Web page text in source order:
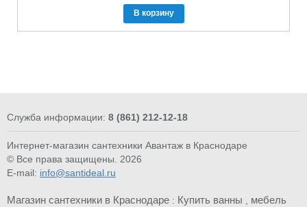
В корзину
Служба информации: 8 (861) 212-12-18
Интернет-магазин сантехники Авантаж в Краснодаре
© Все права защищены. 2026
E-mail: info@santideal.ru
Магазин сантехники в Краснодаре : Купить ванны
мебель